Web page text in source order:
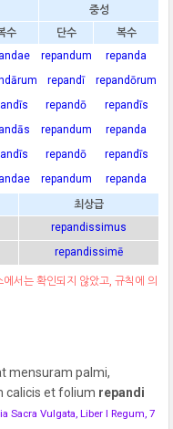
중성
수 단수
복수
repandum
repanda
repandī
repandōrum
repandō
repandīs
repandum
repanda
repandō
repandīs
repandum
repanda
최상급
repandissimus
repandissimē
서는 확인되지 않았고, 규칙에 의
mensuram palmi,
calicis et folium repandi
Sacra Vulgata, Liber I Regum, 7